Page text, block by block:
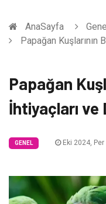
AnaSayfa
Papağan
Papağan
İhtiyaçları ve
GENEL Eki 2024, Per